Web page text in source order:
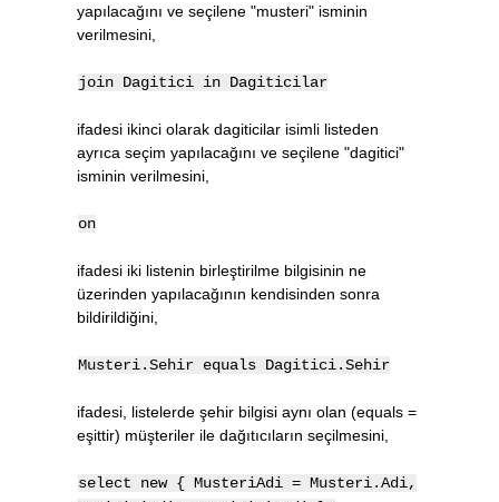
yapılacağını ve seçilene "musteri" isminin
verilmesini,
join Dagitici in Dagiticilar
ifadesi ikinci olarak dagiticilar isimli listeden
ayrıca seçim yapılacağını ve seçilene "dagitici"
isminin verilmesini,
on
ifadesi iki listenin birleştirilme bilgisinin ne
üzerinden yapılacağının kendisinden sonra
bildirildiğini,
Musteri.Sehir equals Dagitici.Sehir
ifadesi, listelerde şehir bilgisi aynı olan (equals =
eşittir) müşteriler ile dağıtıcıların seçilmesini,
select new { MusteriAdi = Musteri.Adi,